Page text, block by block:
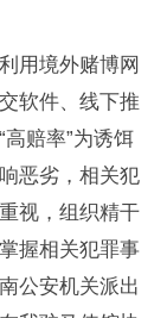
用境外赌博网
软件、线下推
赔率”为诱饵
恶劣，相关犯
视，组织精干
握相关犯罪事
公安机关派出